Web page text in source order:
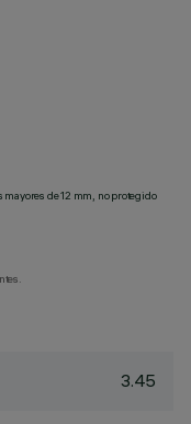
de 12 mm, no protegido
3.45